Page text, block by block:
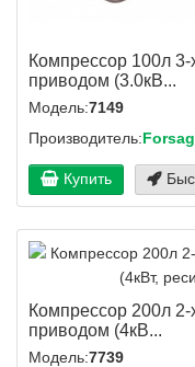
Компрессор 100л
приводом (3.0кВ...
Модель:7149
Производитель:
Купить
Компрессор 200л
приводом (4кВ...
Модель:7739